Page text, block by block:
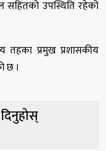
सहितको उपस्थिति रहेको
तहका प्रमुख प्रशासकीय
छ ।